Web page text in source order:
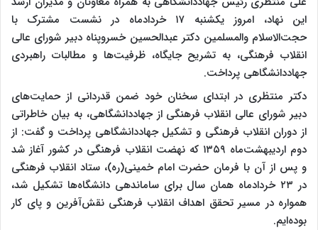
این نهاد، امروز یکشنبه ۱۷ خردادماه در نشست مشترک با
حجت‌الاسلام والمسلمین دکتر عبدالحسین خسروپناه دبیر شورای عالی
انقلاب فرهنگی، به تشریح جایگاه، ظرفیت‌ها و مطالبات راهبردی
جهاددانشگاهی پرداخت.
دکتر منتظری در ابتدای سخنان خود ضمن قدردانی از حمایت‌های
دبیر شورای عالی انقلاب فرهنگی از جهاددانشگاهی، به بیان خاطراتی
از دوران انقلاب فرهنگی و تشکیل جهاددانشگاهی پرداخت و گفت: از
دوم اردیبهشت‌ماه ۱۳۵۹ که نهضت انقلاب فرهنگی در کشور آغاز شد
و پس از آن با فرمان حضرت امام خمینی(ره)، ستاد انقلاب فرهنگی
در ۲۳ خردادماه همان سال برای ساماندهی دانشگاه‌ها تشکیل شد،
همواره در مسیر تحقق اهداف انقلاب فرهنگی نقش‌آفرین و پای کار
بوده‌ایم.